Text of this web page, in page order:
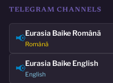
TELEGRAM CHANNELS
📢Eurasia Baike Română
Română
📢Eurasia Baike English
English